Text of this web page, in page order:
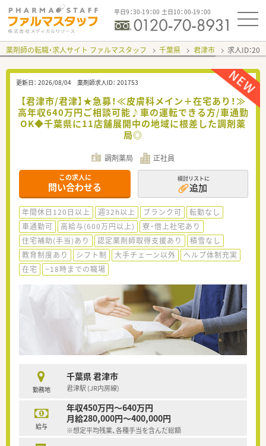
平日9：30-19：00 土日10：00-19：00
薬剤師の転職・求人サイト ファルマスタッフ 千葉県 君津市 求人ID：
更新日： 2026/08/04 薬剤師求人ID： 201753
【君津市/君津】★急募！≪皮膚科メイン＋在宅あり！≫
高年収640万円ご相談可能♪車の運転できる方/車通勤
OK◆千葉県に11店舗展開中の地域に根差した調剤薬
局◎
調剤薬局 正社員
この求人に
問い合わせる
検討リストに
追加
年間休日120日以上 週32h以上 ブランク可
転勤なし
車通勤可
高給与(600万円以上)
寮・借上社宅あり
住宅補助(手当)あり
認定薬剤師取得支援あり
積雪なし
教育制度あり
シフト制 大手チェーン以外
ヘルプ体制充実
在宅
~18時までの職場
勤務地
千葉県 君津市
君津駅 (JR内房線)
給与
年収450万円～640万円
月給280,000円～400,000円
※想定平均残業、各種手当を含んだ総額